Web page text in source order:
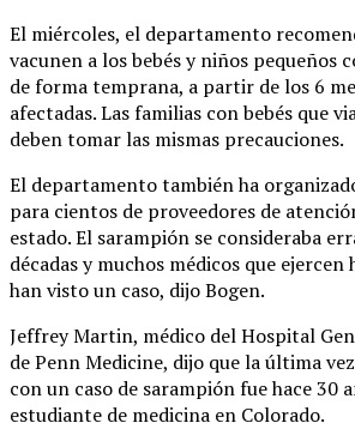
El miércoles, el departamento
vacunen a los bebés y niños pequeños
de forma temprana, a partir de los 6
afectadas. Las familias con bebés que
deben tomar las mismas precauciones.
El departamento también ha
para cientos de proveedores de
estado. El sarampión se consideraba
décadas y muchos médicos que
han visto un caso, dijo Bogen.
Jeffrey Martin, médico del Hospital
de Penn Medicine, dijo que la última
con un caso de sarampión fue hace 30
estudiante de medicina en Colorado.